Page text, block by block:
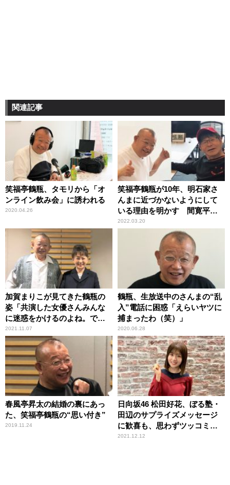
関連記事
笑福亭鶴瓶、タモリから「オ
ンライン飲み会」に誘われる
2020.04.26
笑福亭鶴瓶が10年、明石家さ
んまに近づかないようにして
いる理由を明かす 間寛平も
理解
2022.03.20
加賀まりこが見てきた鶴瓶の
姿「共演した女優さんみんな
に迷惑をかけるのよね。でも
好かれる」
2021.11.07
鶴瓶、生放送中のさんまの“乱
入”電話に困惑「えらいヤツに
捕まったわ（笑）」
2020.06.28
春風亭昇太の結婚の裏にあっ
た、笑福亭鶴瓶の“思い付き”
2019.11.24
日向坂46 松田好花、ぼる塾・
田辺のサプライズメッセージ
に歓喜も、思わずツッコミ
「私があげたものを逆におす
2021.12.12